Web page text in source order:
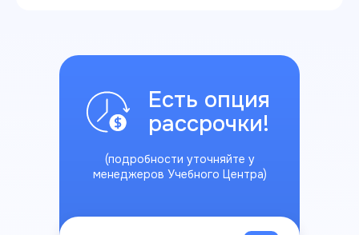
Есть опция
рассрочки!
(подробности уточняйте у
менеджеров Учебного Центра)